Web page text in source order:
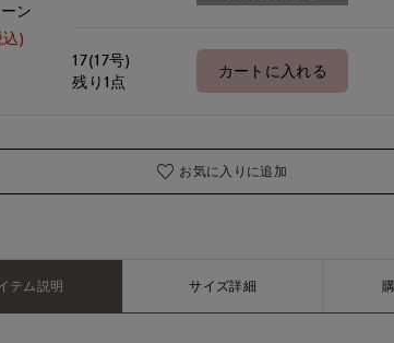
ン
)
17(17号)
残り1点
カートに入れる
お気に入りに追加
テム説明 サイズ詳細